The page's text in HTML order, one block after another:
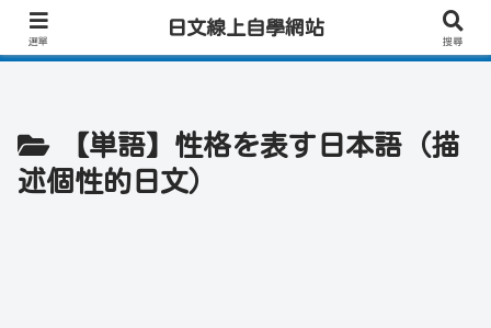
日文學習首選｜快速學會實用日文｜專業日籍老師一對一線上教學｜高效會話練
【単語】性格を表す日本語（描
述個性的日文）
選單
日文線上自學網站
搜尋